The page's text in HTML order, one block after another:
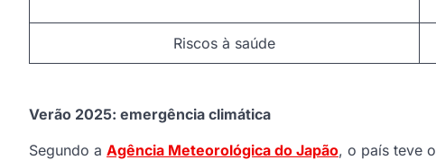
Riscos à saúde
Verão 2025: emergência climática
Segundo a Agência Meteorológica do Japão, o país teve o